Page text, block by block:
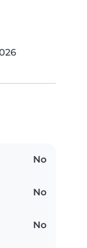
No
No
No